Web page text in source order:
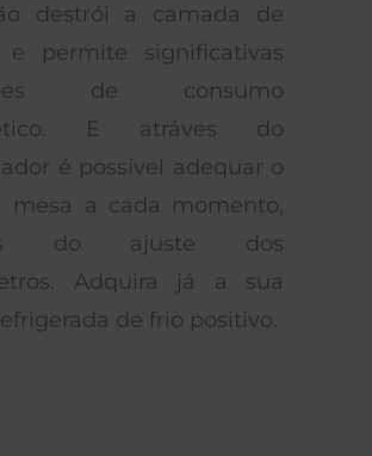
destrói a camada de
e permite significativas
de consumo
E atráves do
é possível adequar o
mesa a cada momento,
do ajuste dos
Adquira já a sua
de frio positivo.